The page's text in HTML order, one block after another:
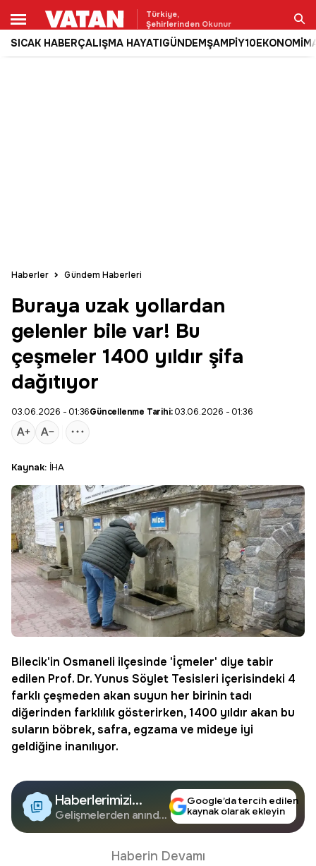
Türkiye,
Şehirlerinden Okunur
SICAK HABERÇALIŞMA HAYATIGÜNDEMŞAMPİY10EKONOMİ
Ara
Haberler Gündem Haberleri
Buraya uzak yollardan
gelenler bile var! Bu
çeşmeler 1400 yıldır şifa
dağıtıyor
03.06.2026 - 01:36Güncellenme Tarihi:03.06.2026 - 01:36
Kaynak: İHA
Bilecik'in Osmaneli ilçesinde 'İçmeler' diye tabir
edilen Prof. Dr. Yunus Söylet Tesisleri içerisindeki 4
farklı çeşmeden akan suyun her birinin tadı
diğerinden farklılık gösterirken, 1400 yıldır akan bu
suların böbrek,safra, egzama ve mideye iyi
geldiğine inanılıyor.
Haberlerimizi
Google'da Takip
Edin
Gelişmelerden anında
Google’da tercih edilen
kaynak olarak ekleyin
Haberin Devamı